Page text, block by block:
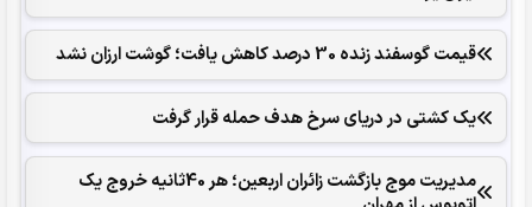
قیمت گوسفند زنده 30 درصد کاهش یافت؛ گوشت ارزان نشد
یک کشتی در دریای سرخ هدف حمله قرار گرفت
مدیریت موج بازگشت زائران اربعین؛ هر 40ثانیه خروج یک